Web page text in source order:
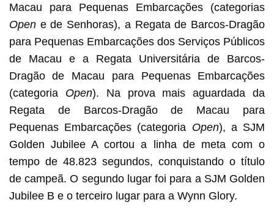
Macau para Pequenas Embarcações (categorias
Opene de Senhoras), a Regata de Barcos-Dragão
para Pequenas Embarcações dos Serviços Públicos
de Macau e a Regata Universitária de Barcos-
Dragão de Macau para Pequenas Embarcações
(categoria Open). Na prova mais aguardada da
Regata de Barcos-Dragão de Macau para
Pequenas Embarcações (categoria Open), a SJM
Golden Jubilee A cortou a linha de meta com o
tempo de 48.823 segundos, conquistando o título
de campeã. O segundo lugar foi para a SJM Golden
Jubilee B e o terceiro lugar para a Wynn Glory.